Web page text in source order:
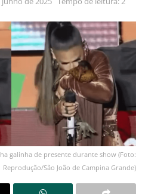
galinha de presente durante show (Foto:
Reprodução/São João de Campina Grande)